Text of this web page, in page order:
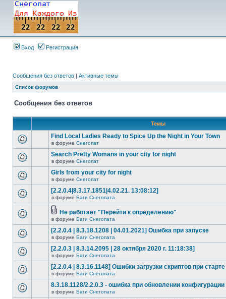
Вход Регистрация
Сообщения без ответов | Активные темы
Список форумов
Сообщения без ответов
Темы
Find Local Ladies Ready to Spice Up the Night in Your Town
в форуме Снегопат
Search Pretty Womans in your city for night
в форуме Снегопат
Girls from your city for night
в форуме Снегопат
[2.2.0.4|8.3.17.1851|4.02.21. 13:08:12]
в форуме Баги Снегопата
Не работает "Перейти к определению"
в форуме Баги Снегопата
[2.2.0.4 | 8.3.18.1208 | 04.01.2021] Ошибка при запуске
в форуме Баги Снегопата
[2.2.0.3 | 8.3.14.2095 | 28 октября 2020 г. 11:18:38]
в форуме Баги Снегопата
[2.2.0.4 | 8.3.16.1148] Ошибки загрузки скриптов при старте
в форуме Баги Снегопата
8.3.18.1128/2.2.0.3 - ошибка при обновлении конфигурации
в форуме Баги Снегопата